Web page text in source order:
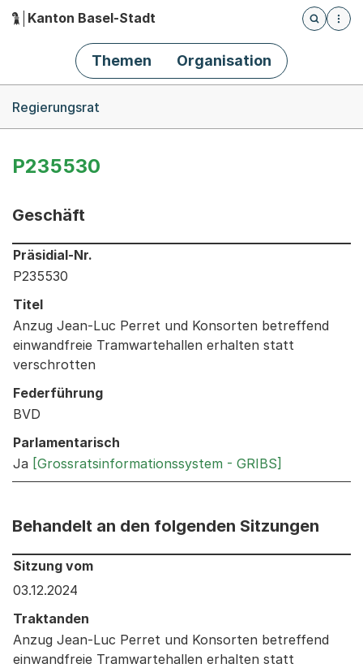
Hauptnavigation
Kanton Basel-Stadt
Öffnet
Themen Organisation
Regierungsrat
P235530
Geschäft
Informationen zum Ausgewählten Geschäft
Präsidial-Nr.
P235530
Titel
Anzug Jean-Luc Perret und Konsorten betreffend
einwandfreie Tramwartehallen erhalten statt
verschrotten
Federführung
BVD
Parlamentarisch
Ja [Grossratsinformationssystem - GRIBS]
Behandelt an den folgenden Sitzungen
Behandelt an den folgenden Sitzungen: Informationen
Sitzung vom
03.12.2024
Traktanden
Anzug Jean-Luc Perret und Konsorten betreffend
einwandfreie Tramwartehallen erhalten statt